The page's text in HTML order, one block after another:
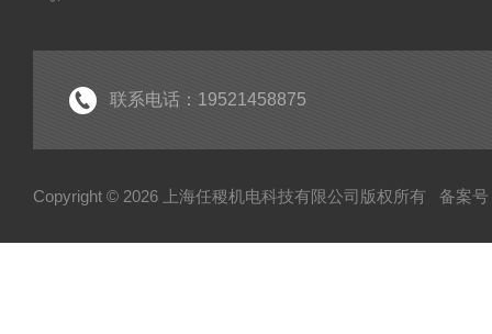
联系电话：19521458875
Copyright © 2026 上海任稷机电科技有限公司版权所有 备案号